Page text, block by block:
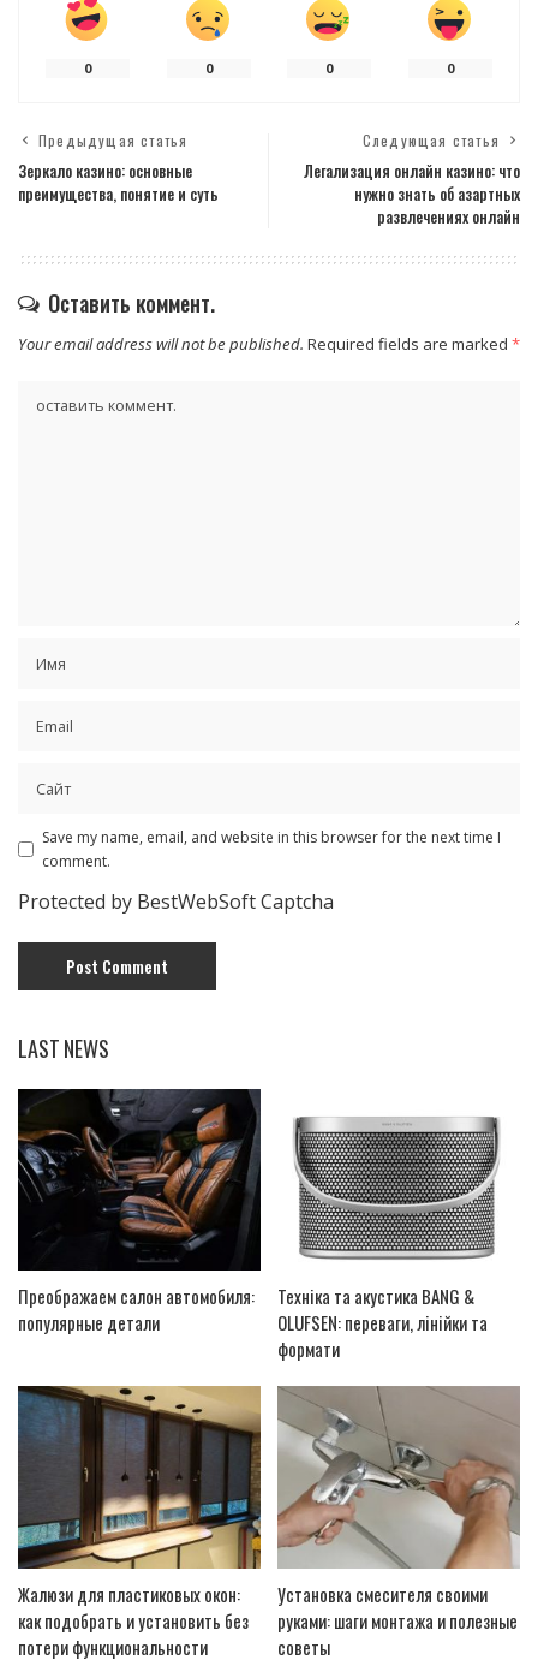
0 0 0 0
Предыдущая статья
Зеркало казино: основные
преимущества, понятие и суть
Следующая статья
Легализация онлайн казино: что
нужно знать об азартных
развлечениях онлайн
Оставить коммент.
Your email address will not be published. Required fields are marked *
Save my name, email, and website in this browser for the next time I
comment.
Protected by BestWebSoft Captcha
LAST NEWS
Преображаем салон автомобиля:
популярные детали
Техніка та акустика BANG &
OLUFSEN: переваги, лінійки та
формати
Жалюзи для пластиковых окон:
как подобрать и установить без
потери функциональности
Установка смесителя своими
руками: шаги монтажа и полезные
советы